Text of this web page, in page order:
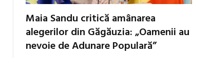
Maia Sandu critică amânarea
alegerilor din Găgăuzia: „Oamenii au
nevoie de Adunare Populară”